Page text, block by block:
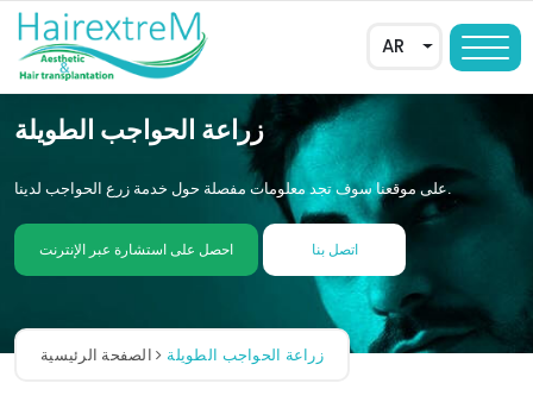
AR
زراعة الحواجب الطويلة
على موقعنا سوف تجد معلومات مفصلة حول خدمة زرع الحواجب لدينا.
احصل على استشارة عبر الإنترنت اتصل بنا
الصفحة الرئيسية زراعة الحواجب الطويلة